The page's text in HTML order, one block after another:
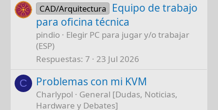
CAD/Arquitectura
Equipo de trabajo
para oficina técnica
pindio
Elegir PC para jugar y/o trabajar
(ESP)
Respuestas 7 23 Jul 2026
C Problemas con mi KVM
Charlypol
General [Dudas, Noticias,
Hardware y Debates]